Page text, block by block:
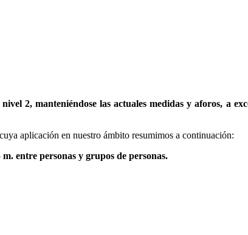
2, manteniéndose las actuales medidas y aforos, a
aplicación en nuestro ámbito resumimos a continuación:
entre personas y grupos de personas.